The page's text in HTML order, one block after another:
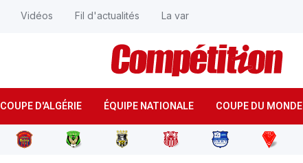
COUPE D'ALGÉRIE ÉQUIPE NATIONALE COUPE DU MONDE
Vidéos Fil d'actualités La var